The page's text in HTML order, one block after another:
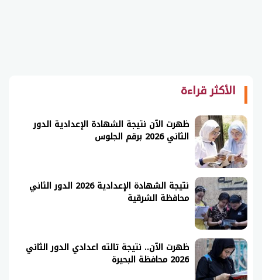
الأكثر قراءة
ظهرت الآن نتيجة الشهادة الإعدادية الدور
الثاني 2026 برقم الجلوس
نتيجة الشهادة الإعدادية 2026 الدور الثاني
محافظة الشرقية
ظهرت الآن.. نتيجة تالته اعدادي الدور الثاني
2026 محافظة البحيرة